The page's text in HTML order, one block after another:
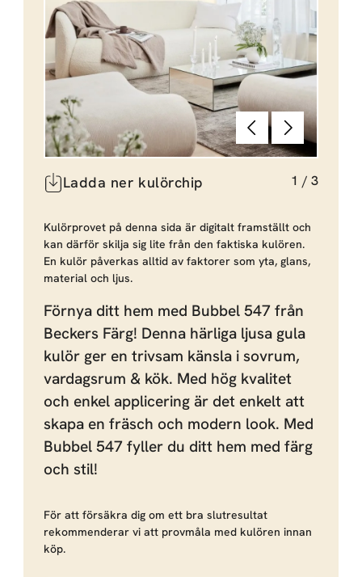
Föregående
Nästa
Ladda ner kulörchip 1 / 3
Kulörprovet på denna sida är digitalt framställt och
kan därför skilja sig lite från den faktiska kulören.
En kulör påverkas alltid av faktorer som yta, glans,
material och ljus.
Förnya ditt hem med Bubbel 547 från
Beckers Färg! Denna härliga ljusa gula
kulör ger en trivsam känsla i sovrum,
vardagsrum & kök. Med hög kvalitet
och enkel applicering är det enkelt att
skapa en fräsch och modern look. Med
Bubbel 547 fyller du ditt hem med färg
och stil!
För att försäkra dig om ett bra slutresultat
rekommenderar vi att provmåla med kulören innan
köp.